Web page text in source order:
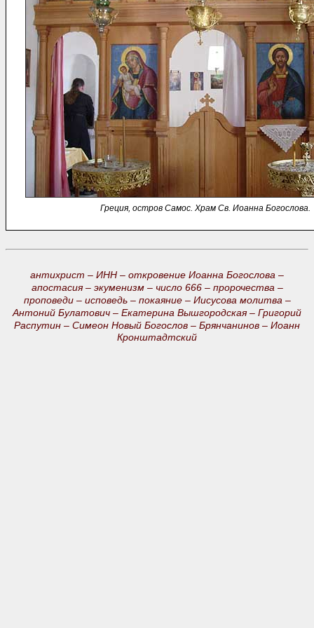
Греция, остров Самос. Храм Св. Иоанна Богослова.
антихрист – ИНН – откровение Иоанна Богослова –
апостасия – экуменизм – число 666 – пророчества –
проповеди – исповедь – покаяние – Иисусова молитва –
Антоний Булатович – Екатерина Вышгородская – Григорий
Распутин – Симеон Новый Богослов – Брянчанинов – Иоанн
Кронштадтский